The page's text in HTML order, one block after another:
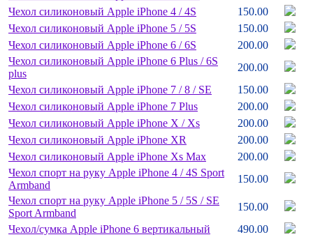
Чехол силиконовый Apple iPhone 4 /4S
150.00
Чехол силиконовый Apple iPhone 5 /5S
150.00
Чехол силиконовый Apple iPhone 6 /6S
200.00
Чехол силиконовый Apple iPhone 6 Plus /6S
plus
200.00
Чехол силиконовый Apple iPhone 7 /8 /SE
150.00
Чехол силиконовый Apple iPhone 7 Plus
200.00
Чехол силиконовый Apple iPhone X /Xs
200.00
Чехол силиконовый Apple iPhone XR
200.00
Чехол силиконовый Apple iPhone Xs Max
200.00
Чехол спорт на руку Apple iPhone 4 /4S Sport
Armband
150.00
Чехол спорт на руку Apple iPhone 5 /5S /SE
Sport Armband
150.00
Чехол/сумка Apple iPhone 6 вертикальный 490.00